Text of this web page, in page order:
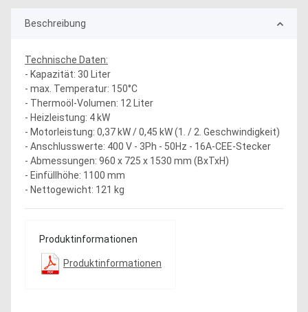
Beschreibung
Technische Daten:
- Kapazität: 30 Liter
- max. Temperatur: 150°C
- Thermoöl-Volumen: 12 Liter
- Heizleistung: 4 kW
- Motorleistung: 0,37 kW / 0,45 kW (1. / 2. Geschwindigkeit)
- Anschlusswerte: 400 V - 3Ph - 50Hz - 16A-CEE-Stecker
- Abmessungen: 960 x 725 x 1530 mm (BxTxH)
- Einfüllhöhe: 1100 mm
- Nettogewicht: 121 kg
Produktinformationen
Produktinformationen